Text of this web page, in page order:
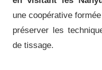
une coopérative
préserver les
de tissage.